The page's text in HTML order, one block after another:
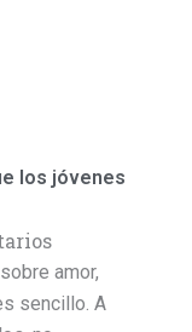
los jóvenes
amor,
sencillo. A